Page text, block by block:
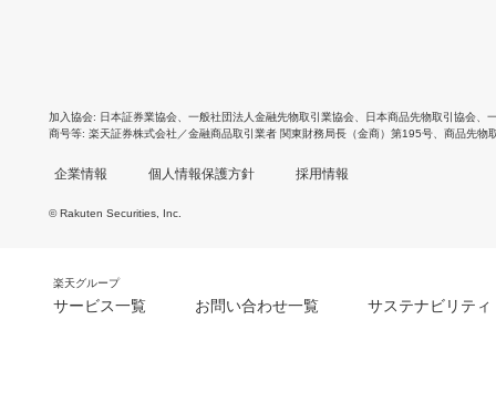
加入協会 日本証券業協会 一般社団法人金融先物取引業協会 日本商品先物取引協会
商号等 楽天証券株式会社／金融商品取引業者 関東財務局長（金商）第195号、商品先物
企業情報 個人情報保護方針 採用情報
© Rakuten Securities, Inc.
楽天グループ
サービス一覧 お問い合わせ一覧 サステナビリティ